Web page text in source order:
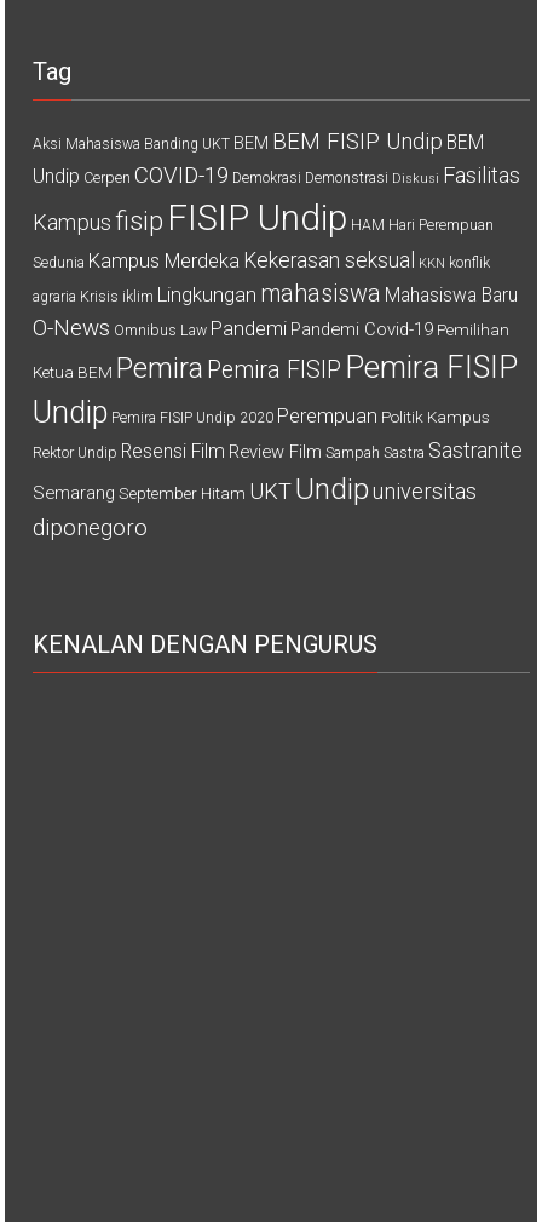
Tag
Aksi Mahasiswa Banding UKT BEM BEM FISIP Undip BEM
Undip Cerpen COVID-19 Demokrasi Demonstrasi Diskusi Fasilitas
Kampus fisip FISIP Undip HAM Hari Perempuan
Sedunia Kampus Merdeka Kekerasan seksual KKN konflik
agraria Krisis iklim Lingkungan mahasiswa Mahasiswa Baru
O-News Omnibus Law Pandemi Pandemi Covid-19 Pemilihan
Ketua BEM Pemira Pemira FISIP Pemira FISIP
Undip Pemira FISIP Undip 2020 Perempuan Politik Kampus
Rektor Undip Resensi Film Review Film Sampah Sastra Sastranite
Semarang September Hitam UKTUndip universitas
diponegoro
KENALAN DENGAN PENGURUS